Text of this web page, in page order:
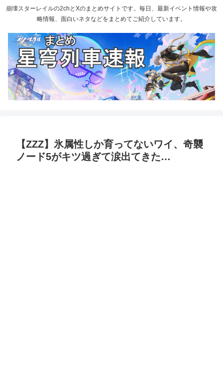
崩壊スターレイルの2chとXのまとめサイトです。毎日、最新イベント情報や攻
略情報、面白いネタなどをまとめてご紹介しています。
【ZZZ】氷属性しか育ってないワイ、奇襲
ノード5がキツ過ぎて涙出てきた…